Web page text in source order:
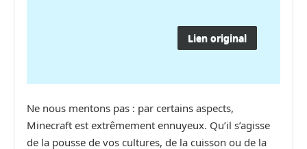
Lien original
Ne nous mentons pas : par certains aspects,
Minecraft est extrêmement ennuyeux. Qu’il s’agisse
de la pousse de vos cultures, de la cuisson ou de la